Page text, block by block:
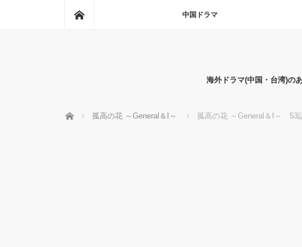
中国ドラマ
海外ドラマ(中国・台湾)の
ホーム 孤高の花 ～General＆I～ 孤高の花 ～General＆I～ 53